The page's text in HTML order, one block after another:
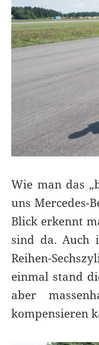
Wie man das
uns Mercedes-
Blick erkennt
sind da. Auch
Reihen-
einmal stand
aber
kompensieren